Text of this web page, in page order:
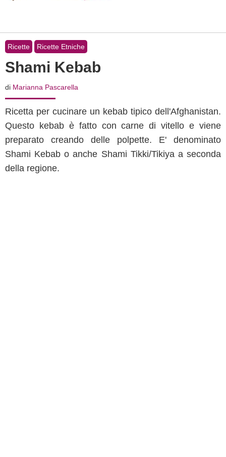
Ricette Ricette Etniche
Shami Kebab
di Marianna Pascarella
Ricetta per cucinare un kebab tipico dell'Afghanistan.
Questo kebab è fatto con carne di vitello e viene
preparato creando delle polpette. E' denominato
Shami Kebab o anche Shami Tikki/Tikiya a seconda
della regione.